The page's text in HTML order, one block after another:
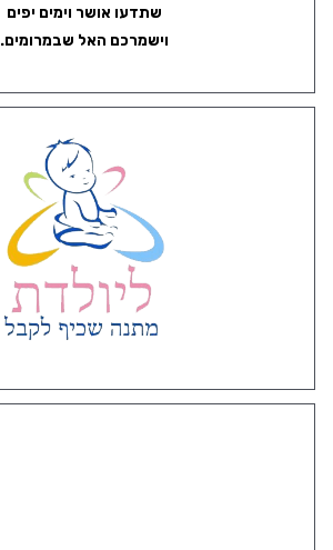
שתדעו אושר וימים יפים
וישמרכם האל שבמרומים.